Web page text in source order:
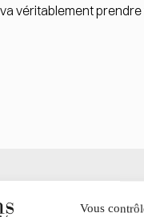
Vous
véritablement prendre
Toutes